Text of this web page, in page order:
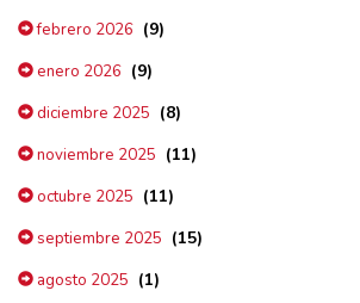
febrero 2026 (9)
enero 2026 (9)
diciembre 2025 (8)
noviembre 2025 (11)
octubre 2025 (11)
septiembre 2025 (15)
agosto 2025 (1)